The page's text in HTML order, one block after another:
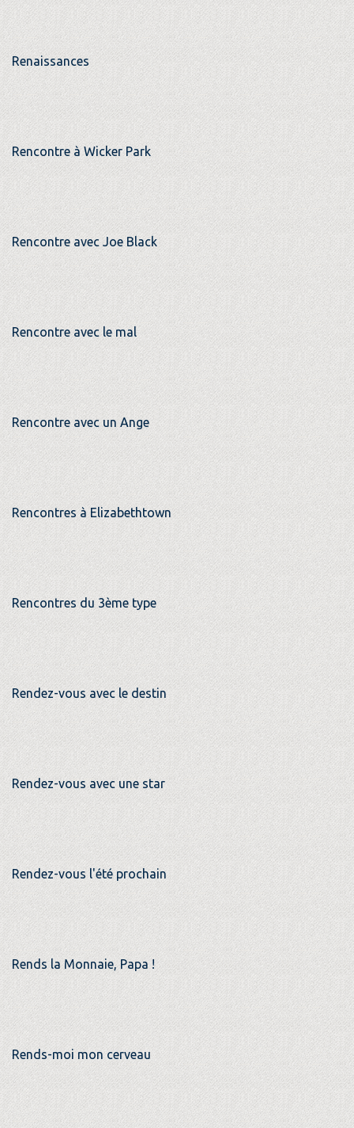
Renaissances
Rencontre à Wicker Park
Rencontre avec Joe Black
Rencontre avec le mal
Rencontre avec un Ange
Rencontres à Elizabethtown
Rencontres du 3ème type
Rendez-vous avec le destin
Rendez-vous avec une star
Rendez-vous l'été prochain
Rends la Monnaie, Papa !
Rends-moi mon cerveau